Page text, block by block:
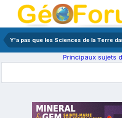
Y'a pas que les Sciences de la Terre
Principaux sujets